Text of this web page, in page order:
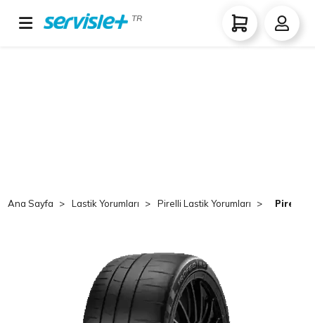
TR
Ana Sayfa Lastik Yorumları Pirelli Lastik Yorumları Pirelli P